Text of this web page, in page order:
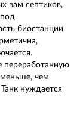
вам септиков,
биостанции
переработанную
меньше, чем
нуждается